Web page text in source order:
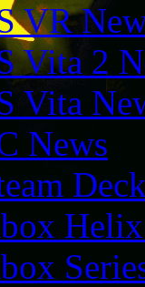
VR
Vita 2
Vita
News